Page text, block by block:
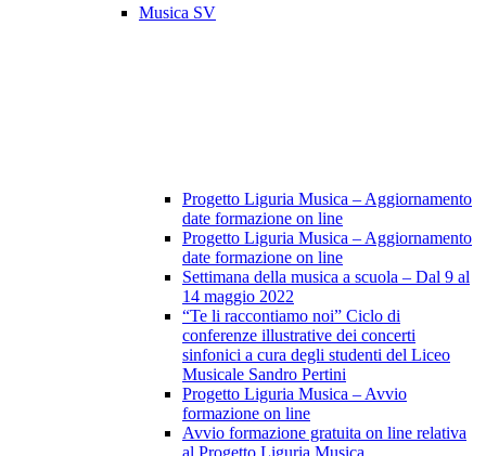
Musica SV
Progetto Liguria Musica – Aggiornamento
date formazione on line
Progetto Liguria Musica – Aggiornamento
date formazione on line
Settimana della musica a scuola – Dal 9 al
14 maggio 2022
“Te li raccontiamo noi” Ciclo di
conferenze illustrative dei concerti
sinfonici a cura degli studenti del Liceo
Musicale Sandro Pertini
Progetto Liguria Musica – Avvio
formazione on line
Avvio formazione gratuita on line relativa